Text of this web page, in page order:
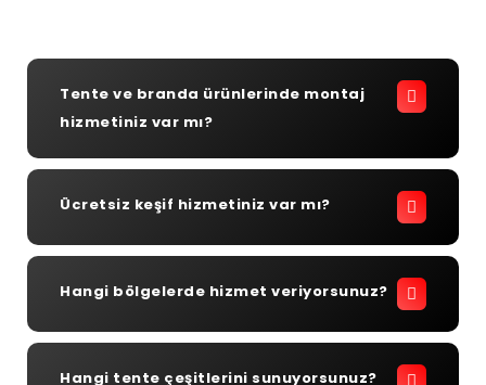
Tente ve branda ürünlerinde montaj
hizmetiniz var mı?
Ücretsiz keşif hizmetiniz var mı?
Hangi bölgelerde hizmet veriyorsunuz?
Hangi tente çeşitlerini sunuyorsunuz?